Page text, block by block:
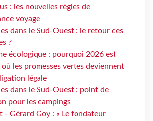
: les nouvelles règles de
voyage
dans le Sud-Ouest : le retour des
?
écologique : pourquoi 2026 est
où les promesses vertes deviennent
légale
dans le Sud-Ouest : point de
pour les campings
- Gérard Goy : « Le fondateur